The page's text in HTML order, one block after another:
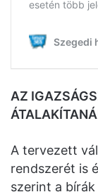
AZ
A tervezett
rendszerét is
szerint a